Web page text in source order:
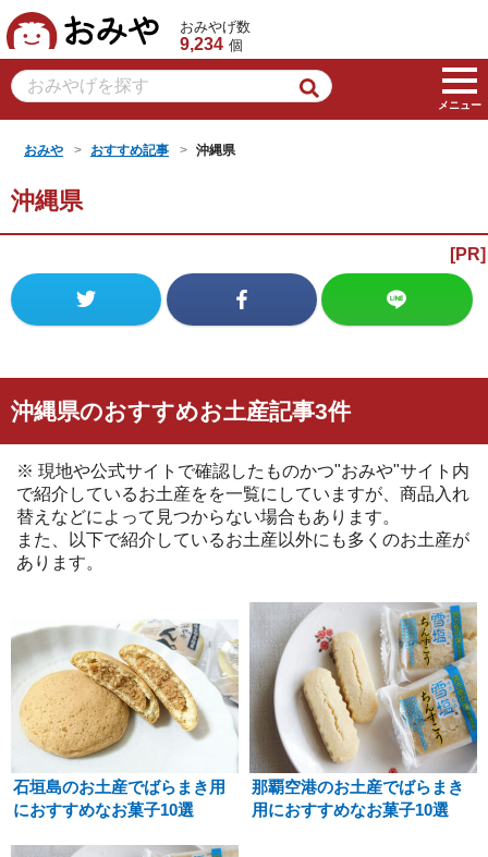
おみや
おみやげ数
9,234 個
メニュー
おみや おすすめ記事 沖縄県
沖縄県
沖縄県のおすすめお土産記事3件
※ 現地や公式サイトで確認したものかつ"おみや"サイト内
で紹介しているお土産をを一覧にしていますが、商品入れ
替えなどによって見つからない場合もあります。
また、以下で紹介しているお土産以外にも多くのお土産が
あります。
石垣島のお土産でばらまき用
におすすめなお菓子10選
那覇空港のお土産でばらまき
用におすすめなお菓子10選